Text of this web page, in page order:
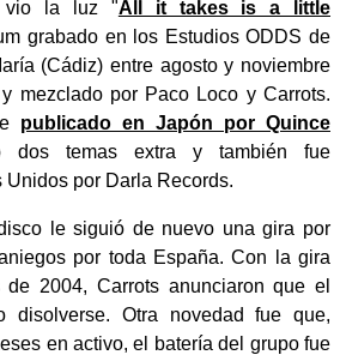
vio la luz "All it takes is a little
grabado en los Estudios ODDS de
(Cádiz) entre agosto y noviembre
mezclado por Paco Loco y Carrots.
publicado en Japón por Quince
dos temas extra y también fue
por Darla Records.
le siguió de nuevo una gira por
por toda España. Con la gira
2004, Carrots anunciaron que el
disolverse. Otra novedad fue que,
en activo, el batería del grupo fue